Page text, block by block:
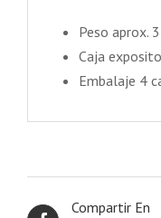
Peso aprox.
Caja
Embalaje 4
Compartir En